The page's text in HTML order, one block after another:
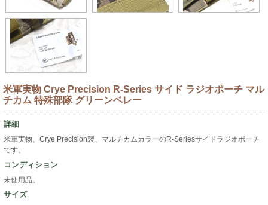
米軍実物 Crye Precision R-Series サイド ラジオポーチ マル
チカム 特殊部隊 グリーンベレー
詳細
米軍実物、Crye Precision製、マルチカムカラーのR-Seriesサイドラジオポーチ
です。
コンディション
未使用品。
サイズ